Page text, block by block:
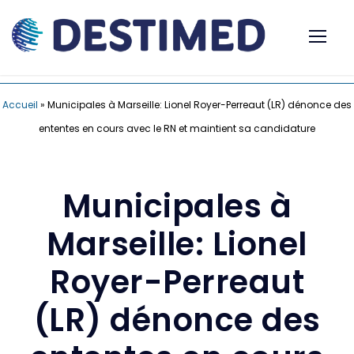
Accueil » Municipales à Marseille: Lionel Royer-Perreaut (LR) dénonce des
ententes en cours avec le RN et maintient sa candidature
Municipales à
Marseille: Lionel
Royer-Perreaut
(LR) dénonce des